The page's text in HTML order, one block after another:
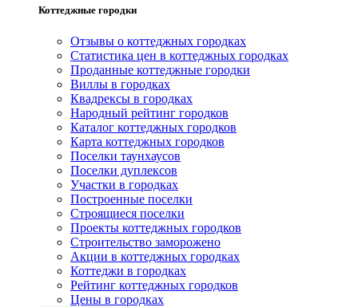
Коттеджные городки
Отзывы о коттеджных городках
Статистика цен в коттеджных городках
Проданные коттеджные городки
Виллы в городках
Квадрексы в городках
Народный рейтинг городков
Каталог коттеджных городков
Карта коттеджных городков
Поселки таунхаусов
Поселки дуплексов
Участки в городках
Построенные поселки
Строящиеся поселки
Проекты коттеджных городков
Строительство заморожено
Акции в коттеджных городках
Коттеджи в городках
Рейтинг коттеджных городков
Цены в городках